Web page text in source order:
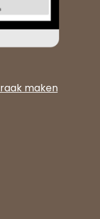
maken